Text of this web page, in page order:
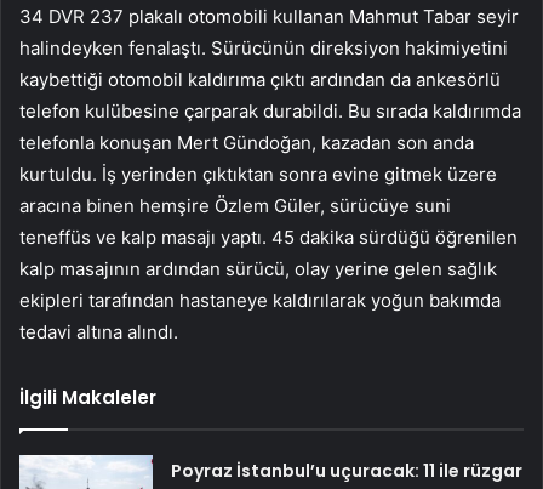
34 DVR 237 plakalı otomobili kullanan Mahmut Tabar seyir
halindeyken fenalaştı. Sürücünün direksiyon hakimiyetini
kaybettiği otomobil kaldırıma çıktı ardından da ankesörlü
telefon kulübesine çarparak durabildi. Bu sırada kaldırımda
telefonla konuşan Mert Gündoğan, kazadan son anda
kurtuldu. İş yerinden çıktıktan sonra evine gitmek üzere
aracına binen hemşire Özlem Güler, sürücüye suni
teneffüs ve kalp masajı yaptı. 45 dakika sürdüğü öğrenilen
kalp masajının ardından sürücü, olay yerine gelen sağlık
ekipleri tarafından hastaneye kaldırılarak yoğun bakımda
tedavi altına alındı.
İlgili Makaleler
Poyraz İstanbul’u uçuracak: 11 ile rüzgar